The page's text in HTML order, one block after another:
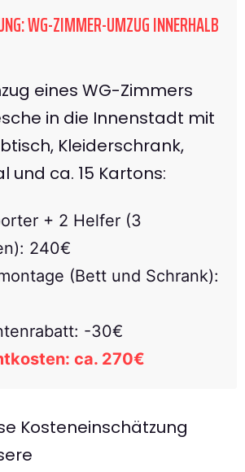
WG-ZIMMER-UMZUG INNERHALB
eines WG-Zimmers
in die Innenstadt mit
Kleiderschrank,
und ca. 15 Kartons:
+ 2 Helfer (3
240€
(Bett und Schrank):
-30€
ca. 270€
Kosteneinschätzung